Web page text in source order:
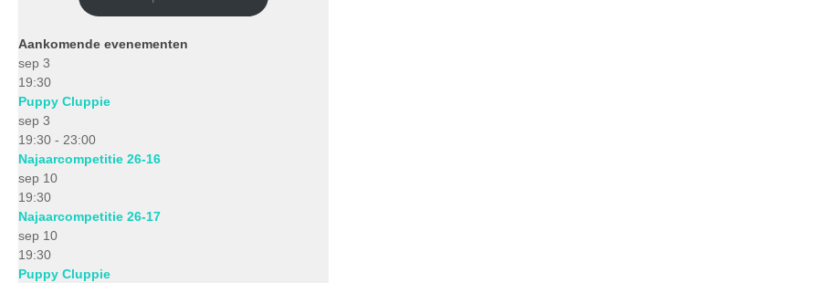
Aankomende evenementen
sep 3
19:30
Puppy Cluppie
sep 3
19:30 - 23:00
Najaarcompetitie 26-16
sep 10
19:30
Najaarcompetitie 26-17
sep 10
19:30
Puppy Cluppie